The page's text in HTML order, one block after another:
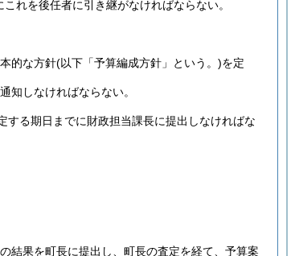
れを後任者に引き継がなければならない。
的な方針(以下「予算編成方針」という。)を定
知しなければならない。
する期日までに財政担当課長に提出しなければな
結果を町長に提出し、町長の査定を経て、予算案